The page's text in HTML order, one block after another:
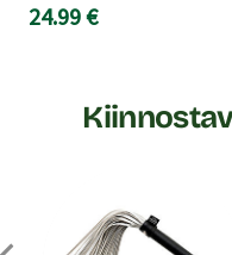
24.99 €